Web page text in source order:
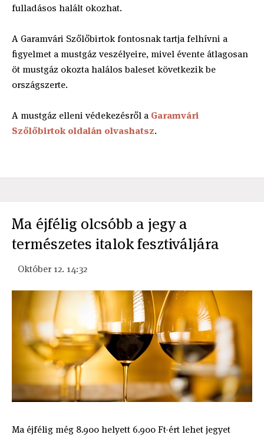
fulladásos halált okozhat.
A Garamvári Szőlőbirtok fontosnak tartja felhívni a
figyelmet a mustgáz veszélyeire, mivel évente átlagosan
öt mustgáz okozta halálos baleset következik be
országszerte.
A mustgáz elleni védekezésről a Garamvári
Szőlőbirtok oldalán olvashatsz.
Ma éjfélig olcsóbb a jegy a
természetes italok fesztiváljára
Október 12. 14:32
Ma éjfélig még 8.900 helyett 6.900 Ft-ért lehet jegyet